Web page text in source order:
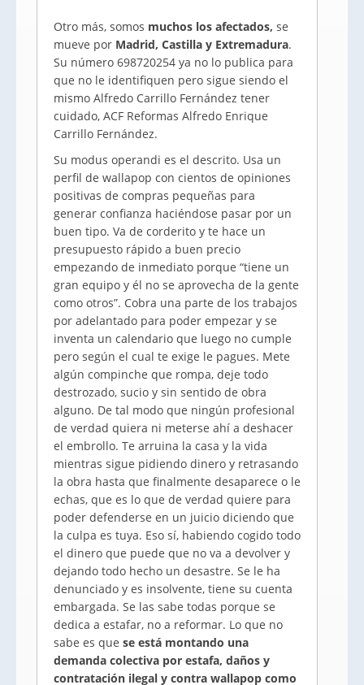
Otro más, somos muchos los afectados, se
mueve por Madrid, Castilla y Extremadura.
Su número 698720254 ya no lo publica para
que no le identifiquen pero sigue siendo el
mismo Alfredo Carrillo Fernández tener
cuidado, ACF Reformas Alfredo Enrique
Carrillo Fernández.
Su modus operandi es el descrito. Usa un
perfil de wallapop con cientos de opiniones
positivas de compras pequeñas para
generar confianza haciéndose pasar por un
buen tipo. Va de corderito y te hace un
presupuesto rápido a buen precio
empezando de inmediato porque “tiene un
gran equipo y él no se aprovecha de la gente
como otros”. Cobra una parte de los trabajos
por adelantado para poder empezar y se
inventa un calendario que luego no cumple
pero según el cual te exige le pagues. Mete
algún compinche que rompa, deje todo
destrozado, sucio y sin sentido de obra
alguno. De tal modo que ningún profesional
de verdad quiera ni meterse ahí a deshacer
el embrollo. Te arruina la casa y la vida
mientras sigue pidiendo dinero y retrasando
la obra hasta que finalmente desaparece o le
echas, que es lo que de verdad quiere para
poder defenderse en un juicio diciendo que
la culpa es tuya. Eso sí, habiendo cogido todo
el dinero que puede que no va a devolver y
dejando todo hecho un desastre. Se le ha
denunciado y es insolvente, tiene su cuenta
embargada. Se las sabe todas porque se
dedica a estafar, no a reformar. Lo que no
sabe es que se está montando una
demanda colectiva por estafa, daños y
contratación ilegal y contra wallapop como